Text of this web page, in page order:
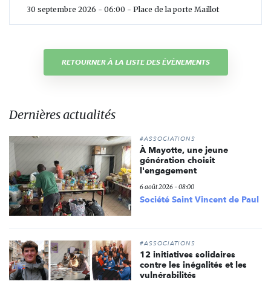
30 septembre 2026 - 06:00 - Place de la porte Maillot
RETOURNER À LA LISTE DES ÉVÈNEMENTS
Dernières actualités
#ASSOCIATIONS
À Mayotte, une jeune
génération choisit
l'engagement
6 août 2026 - 08:00
Société Saint Vincent de Paul
#ASSOCIATIONS
12 initiatives solidaires
contre les inégalités et les
vulnérabilités